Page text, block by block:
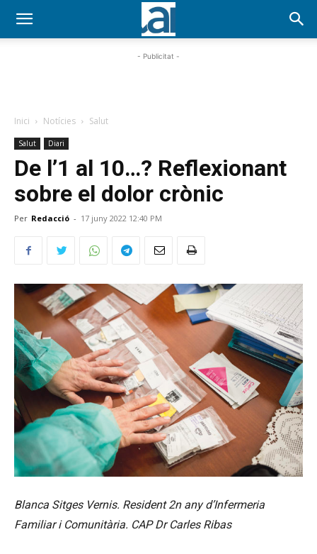
- Publicitat -
Inici Notícies Salut
Salut Diari
De l’1 al 10…? Reflexionant
sobre el dolor crònic
Per Redacció - 17 juny 2022 12:40 PM
Blanca Sitges Vernis. Resident 2n any d’Infermeria
Familiar i Comunitària. CAP Dr Carles Ribas